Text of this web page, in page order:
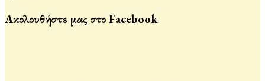
Ακολουθήστε μας στο Facebook